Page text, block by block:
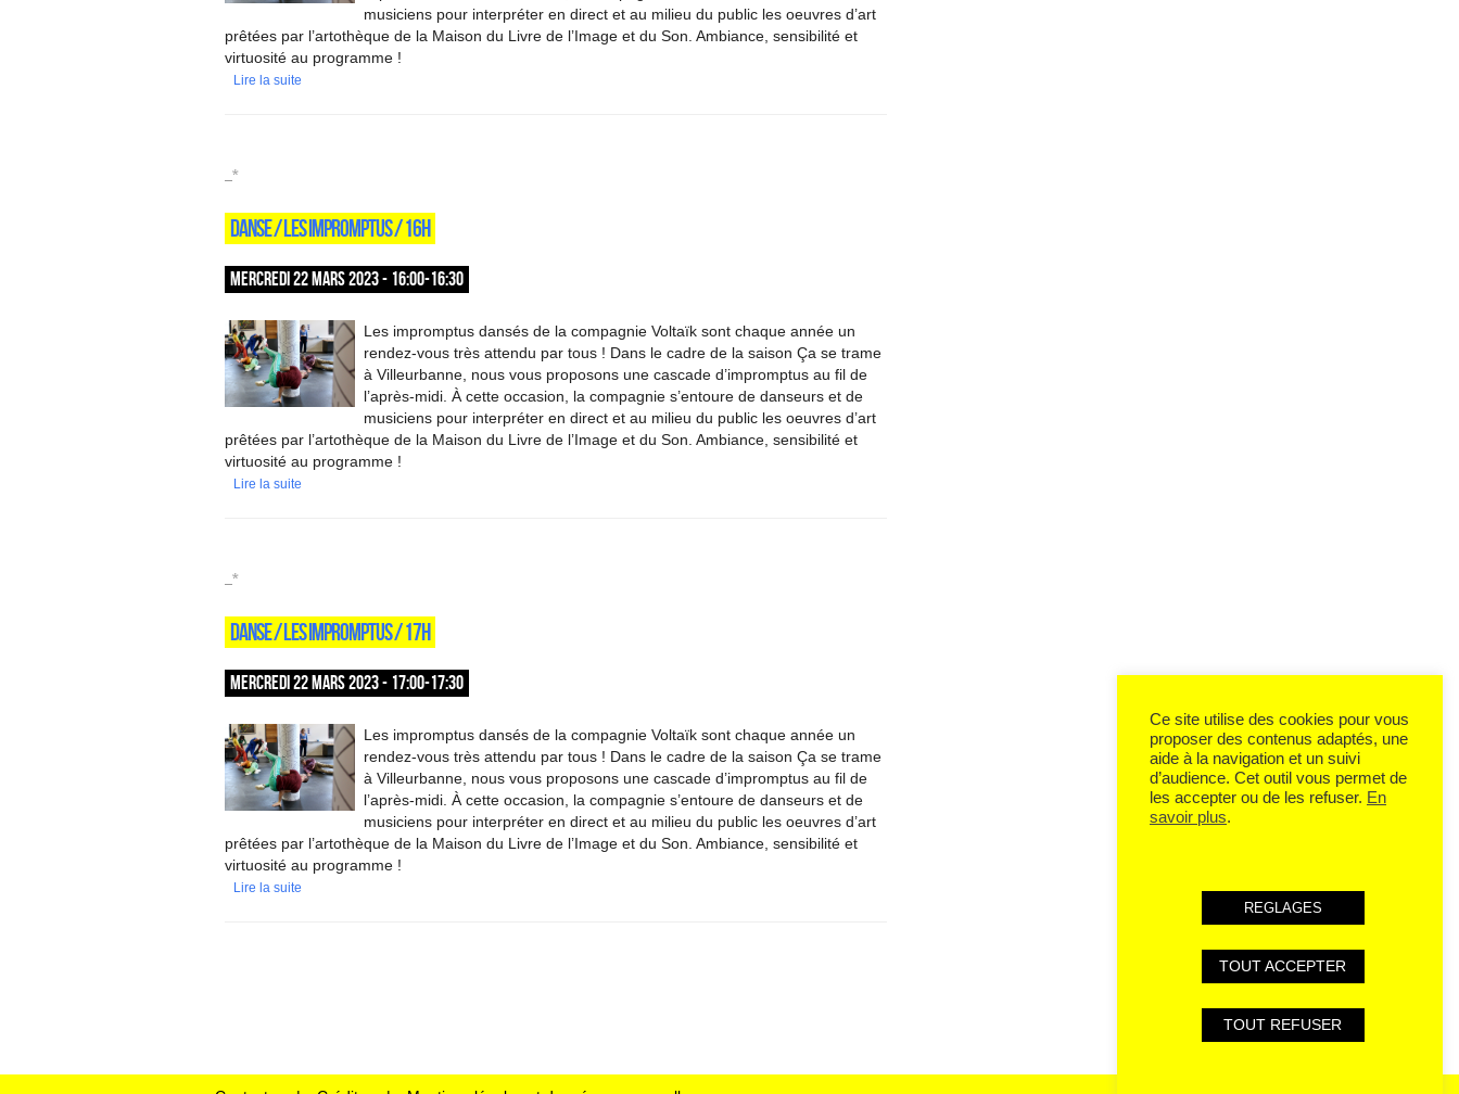
musiciens pour interpréter en direct et au milieu du public les oeuvres d’art
prêtées par l’artothèque de la Maison du Livre de l’Image et du Son. Ambiance, sensibilité et
virtuosité au programme !
Lire la suite
_*
DANSE / LES IMPROMPTUS / 16H
MERCREDI 22 MARS 2023 - 16:00-16:30
Les impromptus dansés de la compagnie Voltaïk sont chaque année un
rendez-vous très attendu par tous ! Dans le cadre de la saison Ça se trame
à Villeurbanne, nous vous proposons une cascade d’impromptus au fil de
l’après-midi. À cette occasion, la compagnie s’entoure de danseurs et de
musiciens pour interpréter en direct et au milieu du public les oeuvres d’art
prêtées par l’artothèque de la Maison du Livre de l’Image et du Son. Ambiance, sensibilité et
virtuosité au programme !
Lire la suite
_*
DANSE / LES IMPROMPTUS / 17H
MERCREDI 22 MARS 2023 - 17:00-17:30
Les impromptus dansés de la compagnie Voltaïk sont chaque année un
rendez-vous très attendu par tous ! Dans le cadre de la saison Ça se trame
à Villeurbanne, nous vous proposons une cascade d’impromptus au fil de
l’après-midi. À cette occasion, la compagnie s’entoure de danseurs et de
musiciens pour interpréter en direct et au milieu du public les oeuvres d’art
prêtées par l’artothèque de la Maison du Livre de l’Image et du Son. Ambiance, sensibilité et
virtuosité au programme !
Lire la suite
Ce site utilise des cookies pour vous
proposer des contenus adaptés, une
aide à la navigation et un suivi
d’audience. Cet outil vous permet de
les accepter ou de les refuser. En
savoir plus.
REGLAGES
TOUT ACCEPTER
TOUT REFUSER